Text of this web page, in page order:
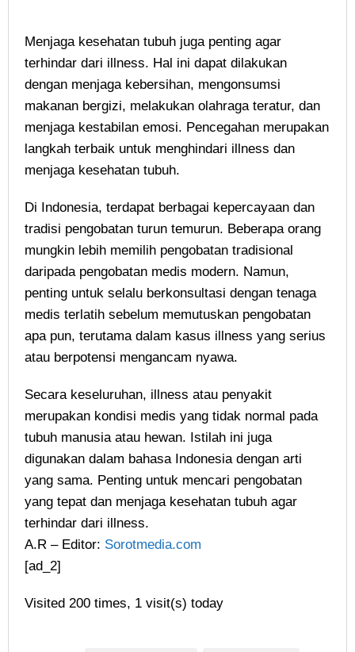
Menjaga kesehatan tubuh juga penting agar
terhindar dari illness. Hal ini dapat dilakukan
dengan menjaga kebersihan, mengonsumsi
makanan bergizi, melakukan olahraga teratur, dan
menjaga kestabilan emosi. Pencegahan merupakan
langkah terbaik untuk menghindari illness dan
menjaga kesehatan tubuh.
Di Indonesia, terdapat berbagai kepercayaan dan
tradisi pengobatan turun temurun. Beberapa orang
mungkin lebih memilih pengobatan tradisional
daripada pengobatan medis modern. Namun,
penting untuk selalu berkonsultasi dengan tenaga
medis terlatih sebelum memutuskan pengobatan
apa pun, terutama dalam kasus illness yang serius
atau berpotensi mengancam nyawa.
Secara keseluruhan, illness atau penyakit
merupakan kondisi medis yang tidak normal pada
tubuh manusia atau hewan. Istilah ini juga
digunakan dalam bahasa Indonesia dengan arti
yang sama. Penting untuk mencari pengobatan
yang tepat dan menjaga kesehatan tubuh agar
terhindar dari illness.
A.R – Editor: Sorotmedia.com
[ad_2]
Visited 200 times, 1 visit(s) today